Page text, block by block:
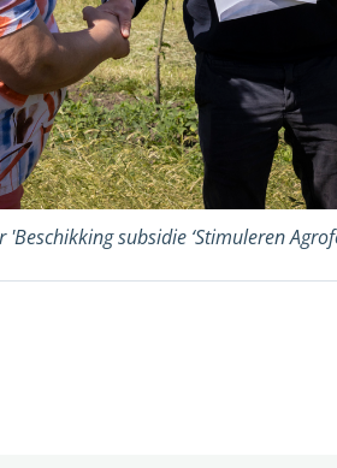
subsidie ‘Stimuleren